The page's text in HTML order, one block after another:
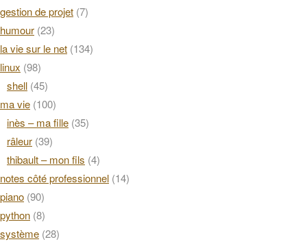
gestion de projet (7)
humour (23)
la vie sur le net (134)
linux (98)
shell (45)
ma vie (100)
inès – ma fille (35)
râleur (39)
thibault – mon fils (4)
notes côté professionnel (14)
piano (90)
python (8)
système (28)